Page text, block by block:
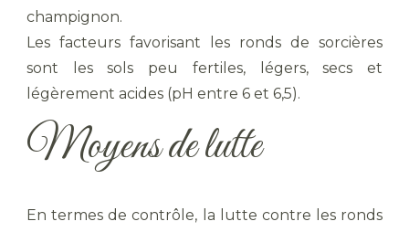
champignon.
Les facteurs favorisant les ronds de sorcières
sont les sols peu fertiles, légers, secs et
légèrement acides (pH entre 6 et 6,5).
Moyens de lutte
En termes de contrôle, la lutte contre les ronds